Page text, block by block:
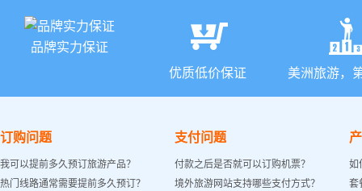
品牌实力保证
优质低价保证
美洲旅游，
订购问题
我可以提前多久预订旅游产品？
热门线路通常需要提前多久预订？
支付问题
付款之后是否就可以订购机票？
境外旅游网站支持哪些支付方式？
如
套